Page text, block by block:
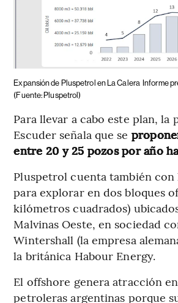
Expansión de Pluspetrol en La Calera Informe
(Fuente: Pluspetrol)
Para llevar a cabo este plan, la
Escuder señala que se
entre 20 y 25 pozos por año
Pluspetrol cuenta también con
para explorar en dos bloques
kilómetros cuadrados)
Malvinas Oeste, en sociedad
Wintershall (la empresa
la británica Habour Energy.
El offshore genera atracción
petroleras argentinas porque